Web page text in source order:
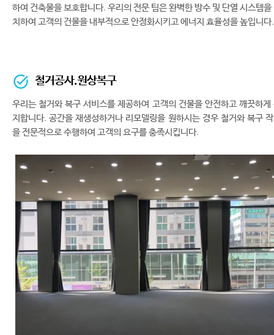
하여 건축물을 보호합니다. 우리의 전문 팀은 완벽한 방수 및 단열 시스템을
치하여 고객의 건물을 내부적으로 안정화시키고 에너지 효율성을 높입니다.
철거공사.원상복구
우리는 철거와 복구 서비스를 제공하여 고객의 건물을 안전하고 깨끗하게
지합니다. 공간을 재생성하거나 리모델링을 원하시는 경우 철거와 복구
을 전문적으로 수행하여 고객의 요구를 충족시킵니다.